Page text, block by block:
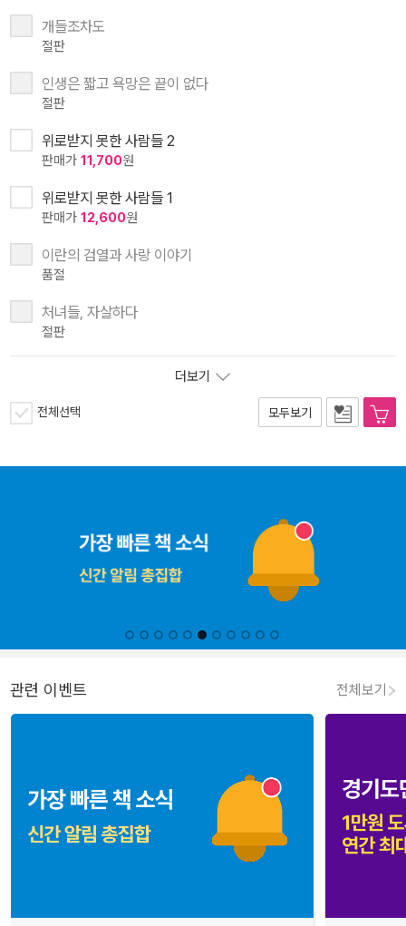
개들조차도
절판
인생은 짧고 욕망은 끝이 없다
절판
위로받지 못한 사람들 2
판매가 11,700원
위로받지 못한 사람들 1
판매가 12,600원
이란의 검열과 사랑 이야기
품절
처녀들, 자살하다
절판
더보기
전체선택 모두보기
관련 이벤트 전체보기